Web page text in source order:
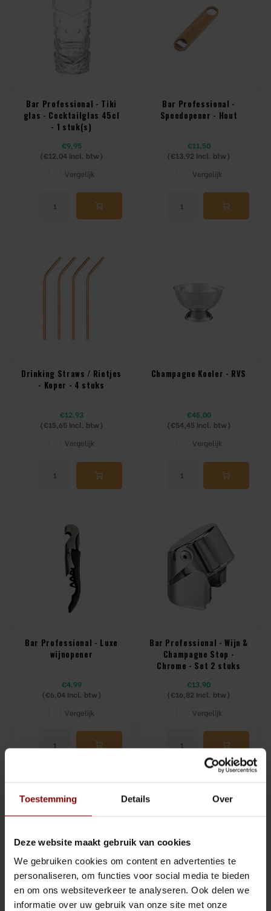
Toestemming Details Over
Deze website maakt gebruik van cookies
We gebruiken cookies om content en advertenties te
personaliseren, om functies voor social media te bieden
en om ons websiteverkeer te analyseren. Ook delen we
informatie over uw gebruik van onze site met onze
Bar Professional - Tiki
glas - Cocktailglas 45cl
- 1 stuk(s)
€9,95
(€12,04Incl. btw)
Vergelijk
Bar Professional -
Speedopener - Hout
€11,50
(€13,92 Incl. btw)
Vergelijk
Drinking Straws / Rietjes
- Koper - 4 stuks
€12,93
(€15,65 Incl. btw)
Vergelijk
Champagne Koeler - RVS
€45,00
(€54,45 Incl. btw)
Vergelijk
Bar Professional - Luxe
wijnopener
€4,99
(€6,04Incl. btw)
Vergelijk
Bar Professional - Wijn &
Champagne Stop -
Chrome - Set 2 stuks
€13,90
(€16,82 Incl. btw)
Vergelijk